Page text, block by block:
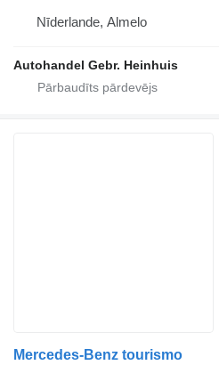
Nīderlande, Almelo
Autohandel Gebr. Heinhuis
Mercedes-Benz tourismo